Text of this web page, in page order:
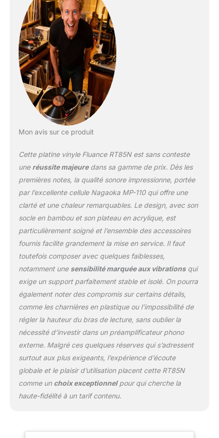
cellule diamant elliptique
Nagaoka MP-110, qui
assure une meilleure
précision tonale, une
résolution accrue et des
basses plus équilibrées.
Plateau en acrylique
haute densité : sa masse
importante absorbe
efficacement les
et une clarté améliorée.
Contrôle précis de la
vitesse : le moteur isolé
réduit vibrations et bruits
parasites, tandis que le
système de régulation
maintient une vitesse
stable du plateau avec
seulement 0,07 %.
Plinthe MDF haute
masse avec finition bois
véritable : cette superbe
d’un plateau acrylique
très précis et de pieds
réglables pour une
isolation optimale contre
(préamplificateur phono
non inclus).
Mon avis sur ce produit
Cette platine vinyle Fluance RT85N est sans conteste
une réussite majeuredans sa gamme de prix. Dès les
premières notes, la qualité sonore impressionne, portée
par l’excellente cellule Nagaoka MP-110 qui offre une
clarté et une chaleur remarquables. Le design, avec son
socle en bambou et son plateau en acrylique, est
particulièrement soigné et l’ensemble des accessoires
fournis facilite grandement la mise en service. Il faut
toutefois composer avec quelques faiblesses,
notamment une sensibilité marquée aux vibrationsqui
exige un support parfaitement stable et isolé. On pourra
également noter des compromis sur certains détails,
comme les charnières en plastique ou l’impossibilité de
régler la hauteur du bras de lecture, sans oublier la
nécessité d’investir dans un préamplificateur phono
externe. Malgré ces quelques réserves qui s’adressent
surtout aux plus exigeants, l’expérience d’écoute
globale et le plaisir d’utilisation placent cette RT85N
comme un choix exceptionnelpour qui cherche la
haute-fidélité à un tarif contenu.